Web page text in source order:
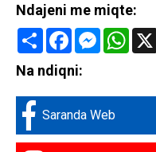
Ndajeni me miqte:
Share Facebook
Na ndiqni:
Saranda Web